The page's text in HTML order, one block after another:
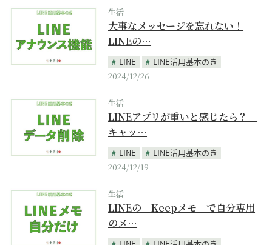
生活
大事なメッセージを忘れない！
LINEの…
LINE
LINE活用基本のき
2024/12/26
生活
LINEアプリが重いと感じたら？｜
キャッ…
LINE
LINE活用基本のき
2024/12/19
生活
LINEの「Keepメモ」で自分専用
のメ…